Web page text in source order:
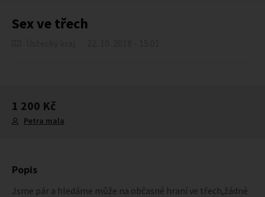
Sex ve třech
1 200 Kč
Petra mala
Popis
Jsme pár a hledáme může na občasné hraní ve třech,žádné